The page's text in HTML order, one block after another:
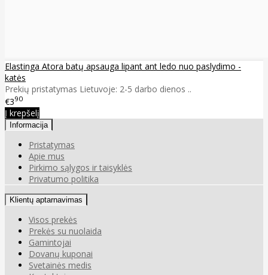
Elastinga Atora batų apsauga lipant ant ledo nuo paslydimo -
katės
Prekių pristatymas Lietuvoje: 2-5 darbo dienos ..
€390
Į krepšelį
Informacija
Pristatymas
Apie mus
Pirkimo sąlygos ir taisyklės
Privatumo politika
Klientų aptarnavimas
Visos prekės
Prekės su nuolaida
Gamintojai
Dovanų kuponai
Svetainės medis